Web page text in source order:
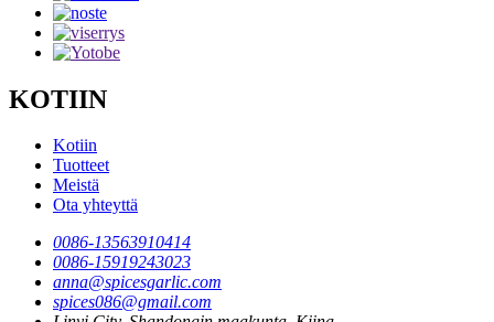
KOTIIN
Kotiin
Tuotteet
Meistä
Ota yhteyttä
0086-13563910414
0086-15919243023
anna@spicesgarlic.com
spices086@gmail.com